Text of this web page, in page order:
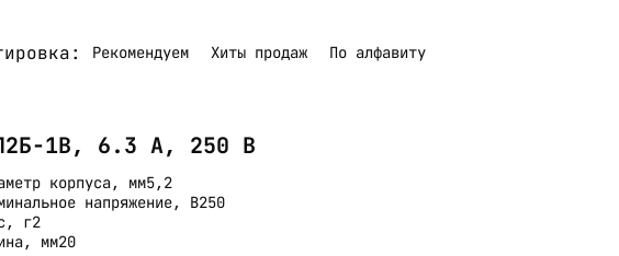
Контакты
Рекомендуем Хиты продаж По алфавиту
1В, 6.3 А, 250 В
корпуса, мм5,2
напряжение, В250
г2
мм20